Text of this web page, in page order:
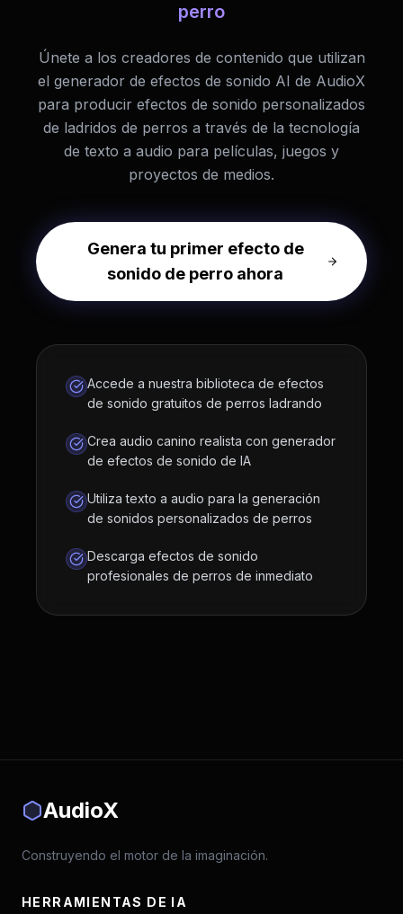
perro
Únete a los creadores de contenido que utilizan
el generador de efectos de sonido AI de AudioX
para producir efectos de sonido personalizados
de ladridos de perros a través de la tecnología
de texto a audio para películas, juegos y
proyectos de medios.
Genera tu primer efecto de
sonido de perro ahora
Accede a nuestra biblioteca de efectos
de sonido gratuitos de perros ladrando
Crea audio canino realista con generador
de efectos de sonido de IA
Utiliza texto a audio para la generación
de sonidos personalizados de perros
Descarga efectos de sonido
profesionales de perros de inmediato
AudioX
Construyendo el motor de la imaginación.
HERRAMIENTAS DE IA